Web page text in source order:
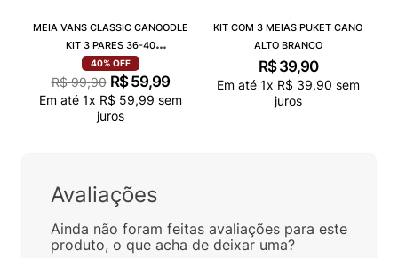
MEIA VANS CLASSIC CANOODLE
KIT 3 PARES 36-40
VN000QCAJU4
40% OFF
R$ 99,90 R$ 59,99
Em até 1x R$ 59,99 sem
juros
KIT COM 3 MEIAS PUKET CANO
ALTO BRANCO
R$ 39,90
Em até 1x R$ 39,90 sem
juros
Avaliações
Ainda não foram feitas avaliações para este
produto, o que acha de deixar uma?